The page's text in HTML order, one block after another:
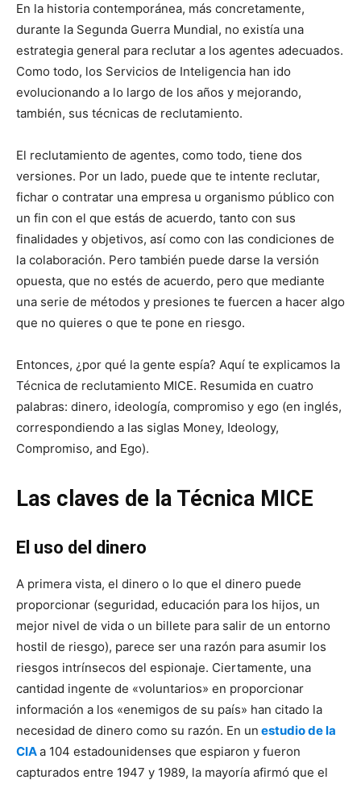
En la historia contemporánea, más concretamente,
durante la Segunda Guerra Mundial, no existía una
estrategia general para reclutar a los agentes adecuados.
Como todo, los Servicios de Inteligencia han ido
evolucionando a lo largo de los años y mejorando,
también, sus técnicas de reclutamiento.
El reclutamiento de agentes, como todo, tiene dos
versiones. Por un lado, puede que te intente reclutar,
fichar o contratar una empresa u organismo público con
un fin con el que estás de acuerdo, tanto con sus
finalidades y objetivos, así como con las condiciones de
la colaboración. Pero también puede darse la versión
opuesta, que no estés de acuerdo, pero que mediante
una serie de métodos y presiones te fuercen a hacer algo
que no quieres o que te pone en riesgo.
Entonces, ¿por qué la gente espía? Aquí te explicamos la
Técnica de reclutamiento MICE. Resumida en cuatro
palabras: dinero, ideología, compromiso y ego (en inglés,
correspondiendo a las siglas Money, Ideology,
Compromiso, and Ego).
Las claves de la Técnica MICE
El uso del dinero
A primera vista, el dinero o lo que el dinero puede
proporcionar (seguridad, educación para los hijos, un
mejor nivel de vida o un billete para salir de un entorno
hostil de riesgo), parece ser una razón para asumir los
riesgos intrínsecos del espionaje. Ciertamente, una
cantidad ingente de «voluntarios» en proporcionar
información a los «enemigos de su país» han citado la
necesidad de dinero como su razón. En un estudio de la
CIAa 104 estadounidenses que espiaron y fueron
capturados entre 1947 y 1989, la mayoría afirmó que el